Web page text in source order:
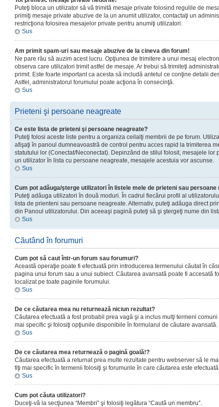
Puteţi bloca un utilizator să vă trimită mesaje private folosind regulile de
primiţi mesaje private abuzive de la un anumit utilizator, contactaţi un
restricţiona folosirea mesajelor private pentru anumiţi utilizatori.
Sus
Am primit spam-uri sau mesaje abuzive de la cineva din forum!
Ne pare rău să auzim acest lucru. Opţiunea de trimitere a unui mesaj
observa care utilizatori trimit astfel de mesaje. Ar trebui să trimiteţi
primit. Este foarte important ca acesta să includă antetul ce conţine detalii
Astfel, administratorul forumului poate acţiona în consecinţă.
Sus
Prieteni şi persoane neagreate
Ce este lista de prieteni şi persoane neagreate?
Puteţi folosi aceste liste pentru a organiza ceilalţi membrii de pe forum.
afişaţi în panoul dumneavoastră de control pentru acces rapid la trimiterea
statutului lor (Conectat/Neconectat). Depinzând de stilul folosit, mesajele lor
un utilizator în lista cu persoane neagreate, mesajele acestuia vor ascunse.
Sus
Cum pot adăuga/şterge utilizatori în listele mele de prieteni sau persoane
Puteţi adăuga utilizatori în două moduri. În cadrul fiecărui profil al
lista de prienteni sau persoane neagreate. Alternativ, puteţi adăuga direct
din Panoul utilizatorului. Din aceeaşi pagină puteţi să şi ştergeţi nume din
Sus
Căutând în forumuri
Cum pot să caut într-un forum sau forumuri?
Această operaţie poate fi efectuată prin introducerea termenului căutat în
pagina unui forum sau a unui subiect. Căutarea avansată poate fi accesată
localizat pe toate paginile forumului.
Sus
De ce căutarea mea nu returnează niciun rezultat?
Căutarea efectuată a fost probabil prea vagă şi a inclus mulţi termeni
mai specific şi folosiţi opţiunile disponibile în formularul de căutare avansată.
Sus
De ce căutarea mea returnează o pagină goală!?
Căutarea efectuată a returnat prea multe rezultate pentru webserver să le
fiţi mai specific în termenii folosiţi şi forumurile în care căutarea este
Sus
Cum pot căuta utilizatori?
Duceţi-vă la secţiunea “Membri” şi folosiţi legătura “Caută un membru”.